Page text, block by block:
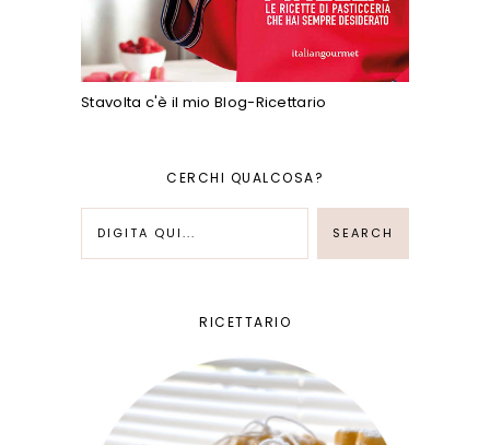
Stavolta c'è il mio Blog-Ricettario
CERCHI QUALCOSA?
RICETTARIO